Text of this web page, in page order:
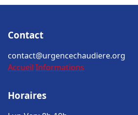
Contact
contact@urgencechaudiere.org
Accueil Informations
Horaires